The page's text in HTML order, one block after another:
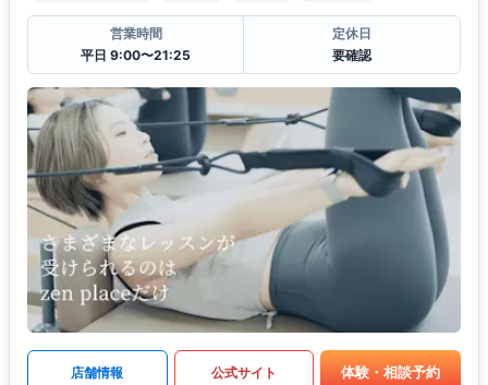
営業時間
平日 9:00〜21:25
定休日
要確認
店舗情報 公式サイト 体験・相談予約